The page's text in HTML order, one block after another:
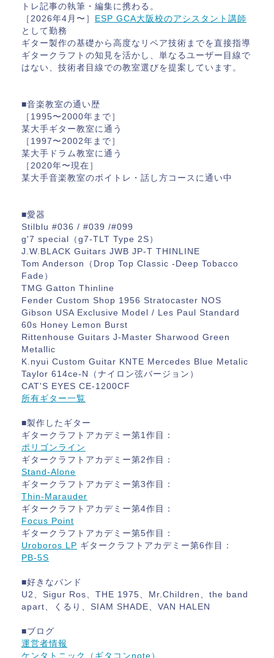
トレ記事の執筆・編集に携わる。
［2026年4月〜］
ESP GCA大阪校のアシスタント講師
として勤務
ギター製作の基礎から高度なリペア技術までを直接指導
ギタークラフトの知見を活かし、単なるユーザー目線で
はない、技術者目線での教室選びを提案しています。
■音楽教室の通い歴
［1995〜2000年まで］
某大手ギター教室に通う
［1997〜2002年まで］
某大手ドラム教室に通う
［2020年〜現在］
某大手音楽教室のボイトレ・話し方コースに通い中
■愛器
Stilblu #036 / #039 /#099
g'7 special（g7-TLT Type 2S）
J.W.BLACK Guitars JWB JP-T THINLINE
Tom Anderson（Drop Top Classic -Deep Tobacco
Fade）
TMG Gatton Thinline
Fender Custom Shop 1956 Stratocaster NOS
Gibson USA Exclusive Model / Les Paul Standard
60s Honey Lemon Burst
Rittenhouse Guitars J-Master Sharwood Green
Metallic
K.nyui Custom Guitar KNTE Mercedes Blue Metalic
Taylor 614ce-N（ナイロン弦バージョン）
CAT'S EYES CE-1200CF
所有ギター一覧
■製作したギター
ギタークラフトアカデミー第1作目：
ポリゴンライン
ギタークラフトアカデミー第2作目：
Stand-Alone
ギタークラフトアカデミー第3作目：
Thin-Marauder
ギタークラフトアカデミー第4作目：
Focus Point
ギタークラフトアカデミー第5作目：
Uroboros LP ギタークラフトアカデミー第6作目：
PB-5S
■好きなバンド
U2、Sigur Ros、THE 1975、Mr.Children、the band
apart、くるり、SIAM SHADE、VAN HALEN
■ブログ
運営者情報
ケンタトニック（ギタコンnote）